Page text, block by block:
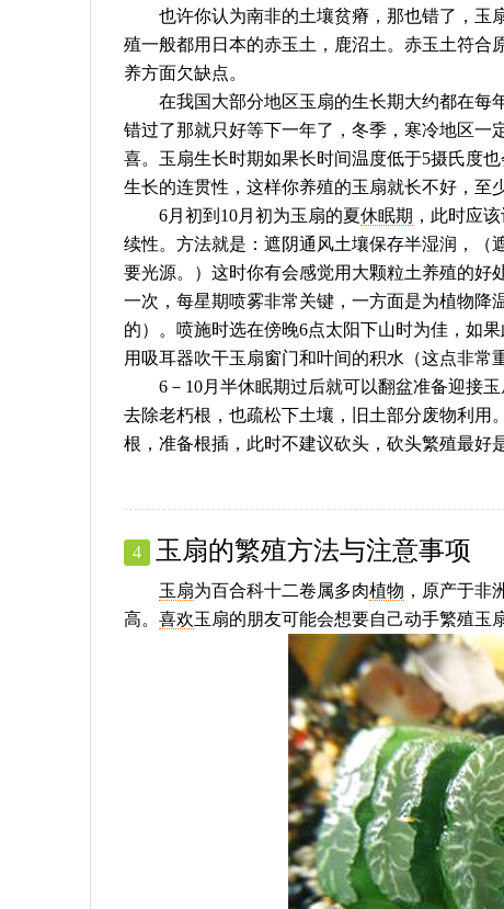
也许你认为南非的土壤贫瘠，那也错了，玉
殖一般都用日本的赤玉土，鹿沼土。赤玉土符合
养方面欠缺点。
在我国大部分地区玉扇的生长期大约都在每
错过了那就只好等下一年了，冬季，寒冷地区一
喜。玉扇生长时期如果长时间温度低于5摄氏度
生长的连贯性，这样你养殖的玉扇就长不好，至
6月初到10月初为玉扇的夏休眠期 ，此时应
续性。方法就是：遮阴通风土壤保存半湿润，（
要光源。）这时你有会感觉用大颗粒土养殖的好
一次，每星期喷雾非常关键，一方面是为植物降
的）。喷施时选在傍晚6点太阳下山时为佳，如
用吸耳器吹干玉扇窗门和叶间的积水（这点非常
6－10月半休眠期过后就可以翻盆准备迎接玉
去除老朽根，也疏松下土壤，旧土部分废物利用
根，准备根插，此时不建议砍头，砍头繁殖最好
4 玉扇的繁殖方法与注意事项
玉扇为百合科十二卷属多肉植物 ，原产于非
高。 喜欢玉扇的朋友可能会想要自己动手繁殖玉